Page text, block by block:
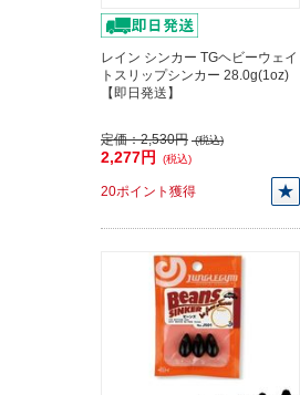
レイン シンカー TGヘビーウェイ
トスリップシンカー 28.0g(1oz)
【即日発送】
定価：2,530円 (税込)
2,277円 (税込)
20ポイント獲得